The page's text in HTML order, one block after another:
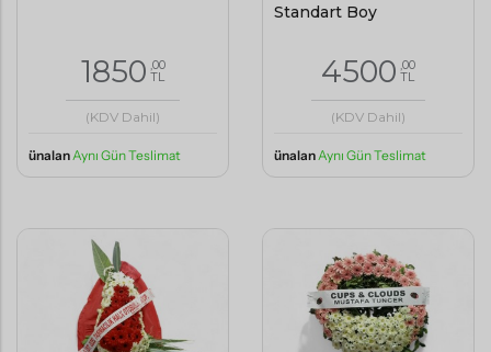
1850 ,00
TL
(KDV Dahil)
ünalan Aynı Gün Teslimat
Standart Boy
4500 ,00
TL
(KDV Dahil)
ünalan Aynı Gün Teslimat